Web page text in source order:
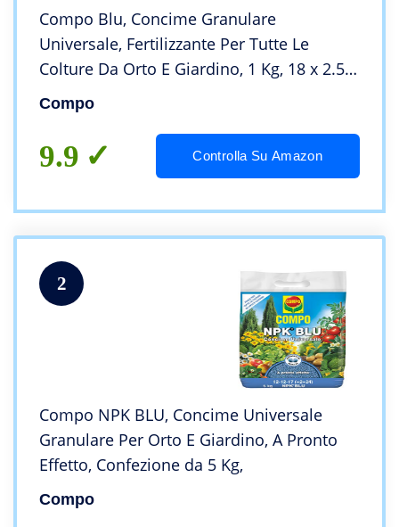
Compo Blu, Concime Granulare
Universale, Fertilizzante Per Tutte Le
Colture Da Orto E Giardino, 1 Kg, 18 x 2.5 x
20 Cm
Compo
9.9 Controlla Su Amazon
2
Compo NPK BLU, Concime Universale
Granulare Per Orto E Giardino, A Pronto
Effetto, Confezione da 5 Kg,
Compo